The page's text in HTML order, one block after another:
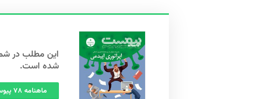
شده است.
ماهنامه ۷۸ پیوست